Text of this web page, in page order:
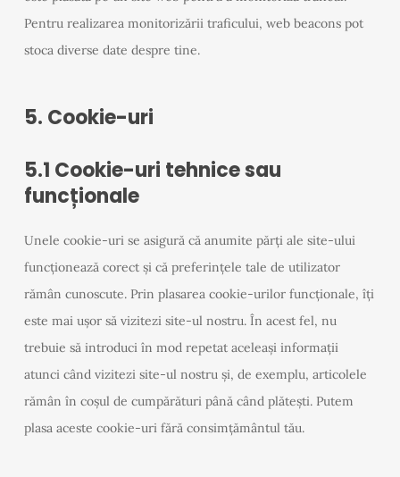
Pentru realizarea monitorizării traficului, web beacons pot
stoca diverse date despre tine.
5. Cookie-uri
5.1 Cookie-uri tehnice sau
funcționale
Unele cookie-uri se asigură că anumite părți ale site-ului
funcționează corect și că preferințele tale de utilizator
rămân cunoscute. Prin plasarea cookie-urilor funcționale, îți
este mai ușor să vizitezi site-ul nostru. În acest fel, nu
trebuie să introduci în mod repetat aceleași informații
atunci când vizitezi site-ul nostru și, de exemplu, articolele
rămân în coșul de cumpărături până când plătești. Putem
plasa aceste cookie-uri fără consimțământul tău.